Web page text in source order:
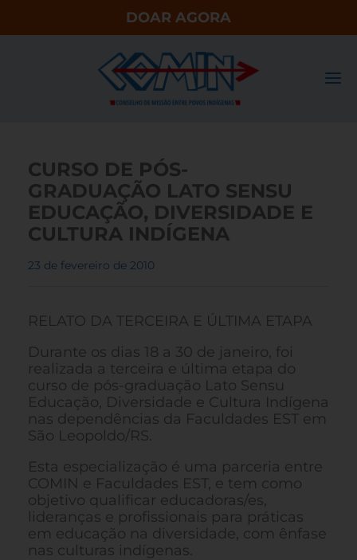
DOAR AGORA
CURSO DE PÓS-
GRADUAÇÃO LATO SENSU
EDUCAÇÃO, DIVERSIDADE E
CULTURA INDÍGENA
23 de fevereiro de 2010
RELATO DA TERCEIRA E ÚLTIMA ETAPA
Durante os dias 18 a 30 de janeiro, foi
realizada a terceira e última etapa do
curso de pós-graduação Lato Sensu
Educação, Diversidade e Cultura Indígena
nas dependências da Faculdades EST em
São Leopoldo/RS.
Esta especialização é uma parceria entre
COMIN e Faculdades EST, e tem como
objetivo qualificar educadoras/es,
lideranças e profissionais para práticas
em educação na diversidade, com ênfase
nas culturas indígenas.